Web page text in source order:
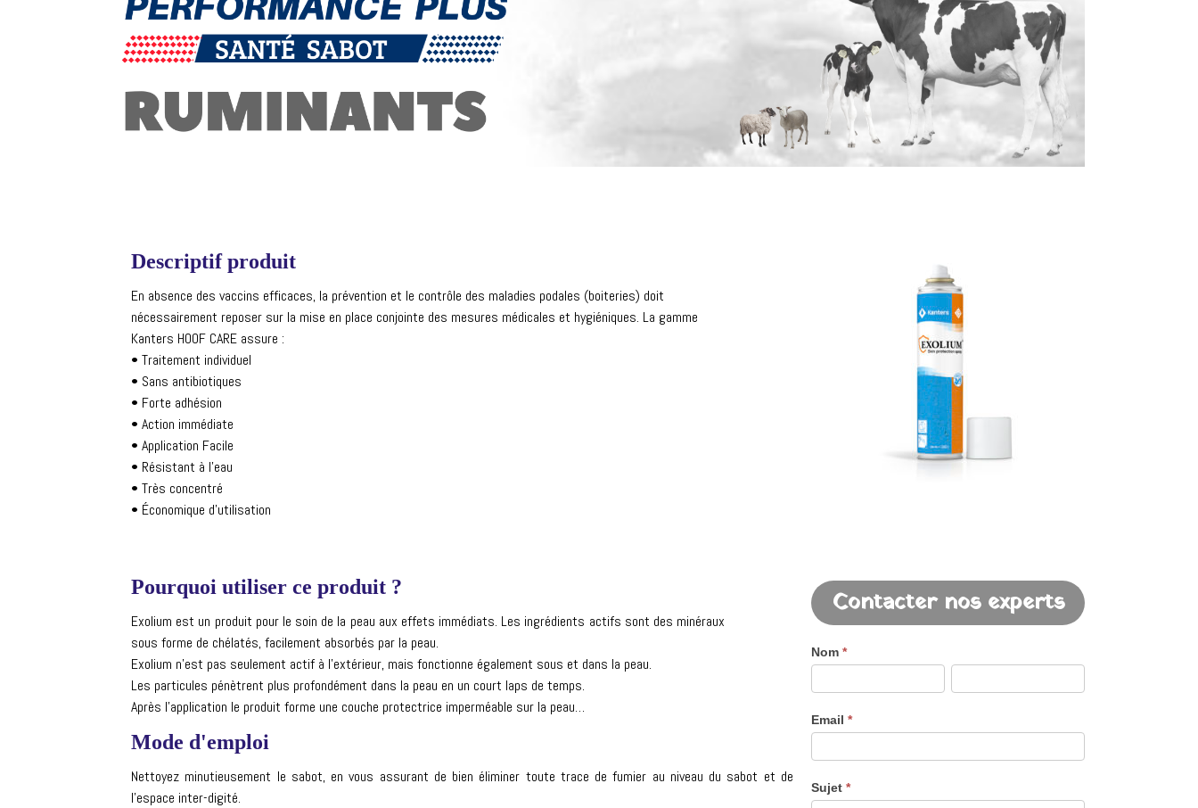
Descriptif produit
En absence des vaccins efficaces, la prévention et le contrôle des maladies podales (boiteries) doit
nécessairement reposer sur la mise en place conjointe des mesures médicales et hygiéniques. La gamme
Kanters HOOF CARE assure :
• Traitement individuel
• Sans antibiotiques
• Forte adhésion
• Action immédiate
• Application Facile
• Résistant à l’eau
• Très concentré
• Économique d’utilisation
Pourquoi utiliser ce produit ?
Exolium est un produit pour le soin de la peau aux effets immédiats. Les ingrédients actifs sont des minéraux
sous forme de chélatés, facilement absorbés par la peau.
Exolium n’est pas seulement actif à l’extérieur, mais fonctionne également sous et dans la peau.
Les particules pénètrent plus profondément dans la peau en un court laps de temps.
Après l’application le produit forme une couche protectrice imperméable sur la peau…
Mode d'emploi
Nettoyez minutieusement le sabot, en vous assurant de bien éliminer toute trace de fumier au niveau du sabot et de
l’espace inter-digité.
Contacter nos experts
Nom *
Email *
Sujet *